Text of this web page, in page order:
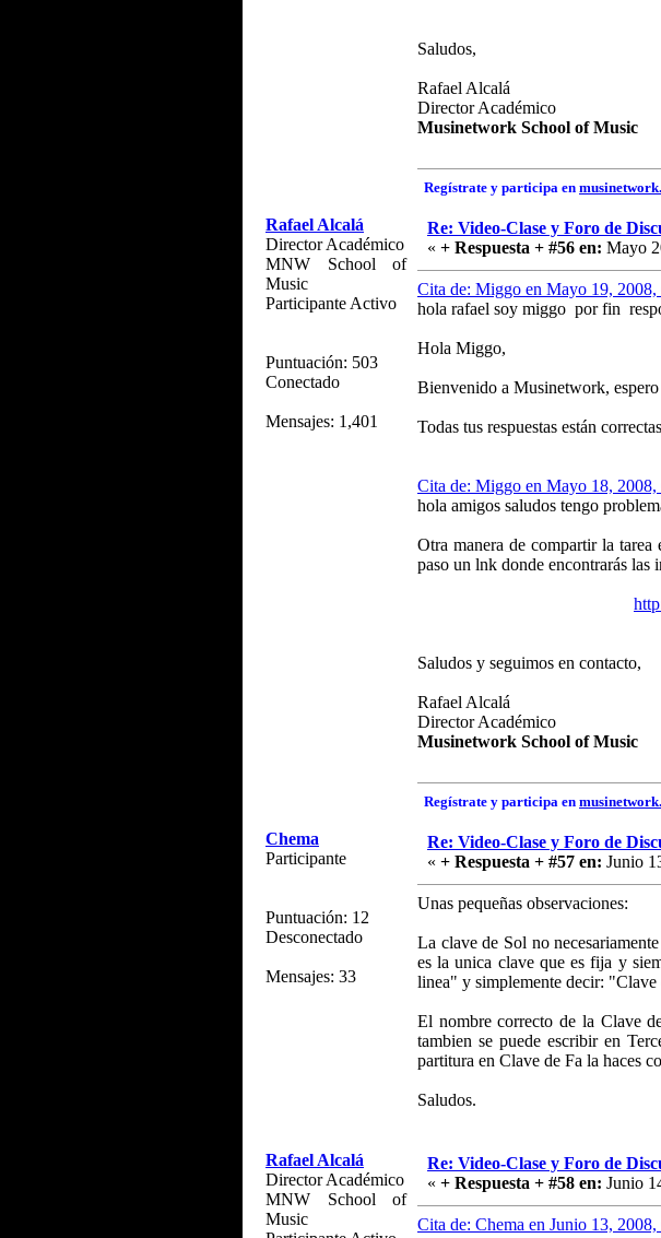
Saludos,
Rafael Alcalá
Director Académico
Musinetwork School of Music
Regístrate y participa en
Rafael Alcalá
Director Académico
MNW School of
Music
Participante Activo
Puntuación: 503
Conectado
Mensajes: 1,401
Re: Video-Clase y Foro de
« + Respuesta + #56 en: Mayo
Cita de: Miggo en Mayo 19, 2008,
hola rafael soy miggo por fin
Hola Miggo,
Bienvenido a Musinetwork, espero
Todas tus respuestas están
Cita de: Miggo en Mayo 18, 2008,
hola amigos saludos tengo
Otra manera de compartir la tarea
paso un lnk donde encontrarás las
Saludos y seguimos en contacto,
Rafael Alcalá
Director Académico
Musinetwork School of Music
Regístrate y participa en
Chema
Participante
Puntuación: 12
Desconectado
Mensajes: 33
Re: Video-Clase y Foro de
« + Respuesta + #57 en: Junio
Unas pequeñas observaciones:
La clave de Sol no
es la unica clave que es fija y
linea" y simplemente decir: "Clave
El nombre correcto de la Clave
tambien se puede escribir en
partitura en Clave de Fa la haces
Saludos.
Rafael Alcalá
Director Académico
MNW School of
Music
Re: Video-Clase y Foro de
« + Respuesta + #58 en: Junio
Cita de: Chema en Junio 13,